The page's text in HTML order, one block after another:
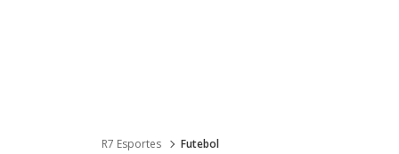
R7 Esportes Futebol